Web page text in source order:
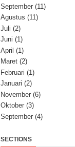
September (11)
Agustus (11)
Juli (2)
Juni (1)
April (1)
Maret (2)
Februari (1)
Januari (2)
November (6)
Oktober (3)
September (4)
SECTIONS